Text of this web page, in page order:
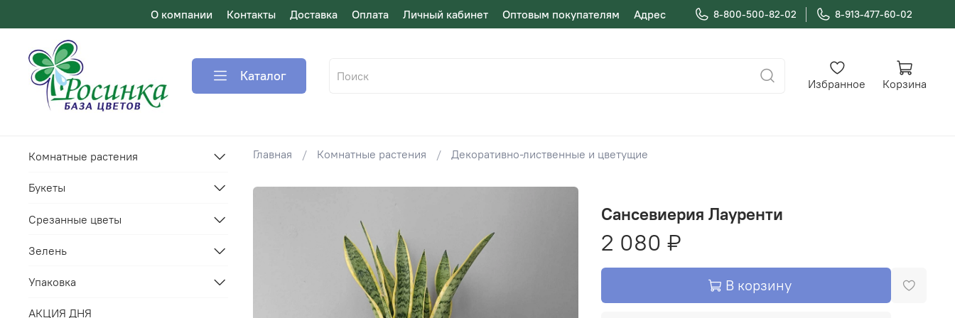
О компании Контакты Доставка Оплата Личный кабинет Оптовым покупателям Адрес 8-800-500-82-02 8-913-477-60-02
Каталог Избранное Корзина
Главная Комнатные растения Декоративно-лиственные и цветущие
Сансевиерия Лауренти
2 080 ₽
В корзину
Комнатные растения
Букеты
Срезанные цветы
Зелень
Упаковка
АКЦИЯ ДНЯ